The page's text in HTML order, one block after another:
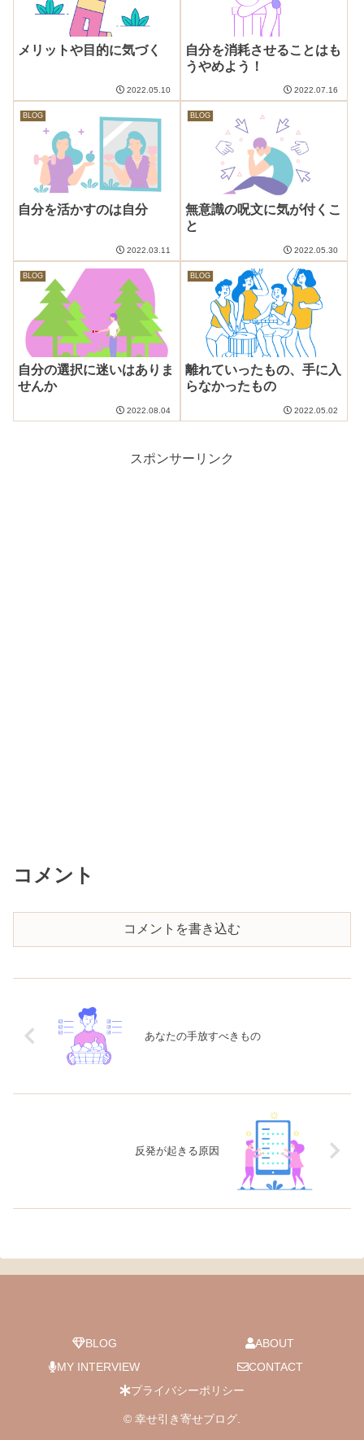
メリットや目的に気づく
2022.05.10
自分を消耗させることはも
うやめよう！
2022.07.16
BLOG
自分を活かすのは自分
2022.03.11
BLOG
無意識の呪文に気が付くこ
と
2022.05.30
BLOG
自分の選択に迷いはありま
せんか
2022.08.04
BLOG
離れていったもの、手に入
らなかったもの
2022.05.02
スポンサーリンク
コメント
コメントを書き込む
あなたの手放すべきもの
反発が起きる原因
BLOG
ABOUT
MY INTERVIEW
CONTACT
プライバシーポリシー
© 幸せ引き寄せブログ.